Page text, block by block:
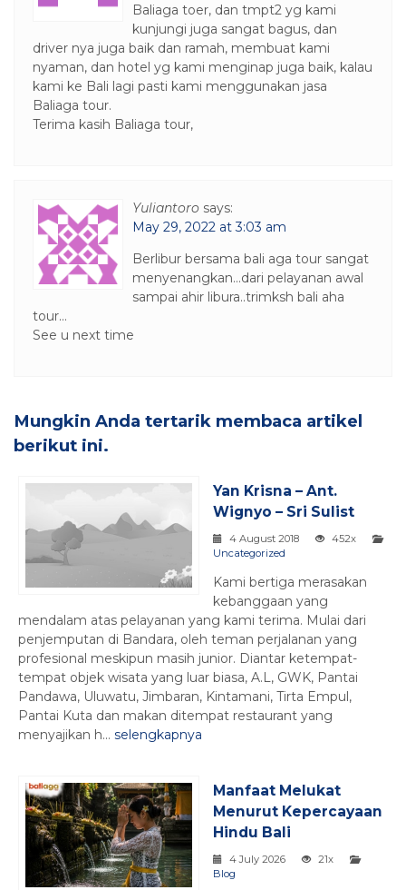
Baliaga toer, dan tmpt2 yg kami
kunjungi juga sangat bagus, dan
driver nya juga baik dan ramah, membuat kami
nyaman, dan hotel yg kami menginap juga baik, kalau
kami ke Bali lagi pasti kami menggunakan jasa
Baliaga tour.
Terima kasih Baliaga tour,
Yuliantoro says:
May 29, 2022 at 3:03 am
Berlibur bersama bali aga tour sangat
menyenangkan…dari pelayanan awal
sampai ahir libura..trimksh bali aha
tour…
See u next time
Mungkin Anda tertarik membaca artikel
berikut ini.
Yan Krisna – Ant.
Wignyo – Sri Sulist
4 August 2018
452x
Uncategorized
Kami bertiga merasakan
kebanggaan yang
mendalam atas pelayanan yang kami terima. Mulai dari
penjemputan di Bandara, oleh teman perjalanan yang
profesional meskipun masih junior. Diantar ketempat-
tempat objek wisata yang luar biasa, A.L, GWK, Pantai
Pandawa, Uluwatu, Jimbaran, Kintamani, Tirta Empul,
Pantai Kuta dan makan ditempat restaurant yang
menyajikan h... selengkapnya
Manfaat Melukat
Menurut Kepercayaan
Hindu Bali
4 July 2026
21x
Blog